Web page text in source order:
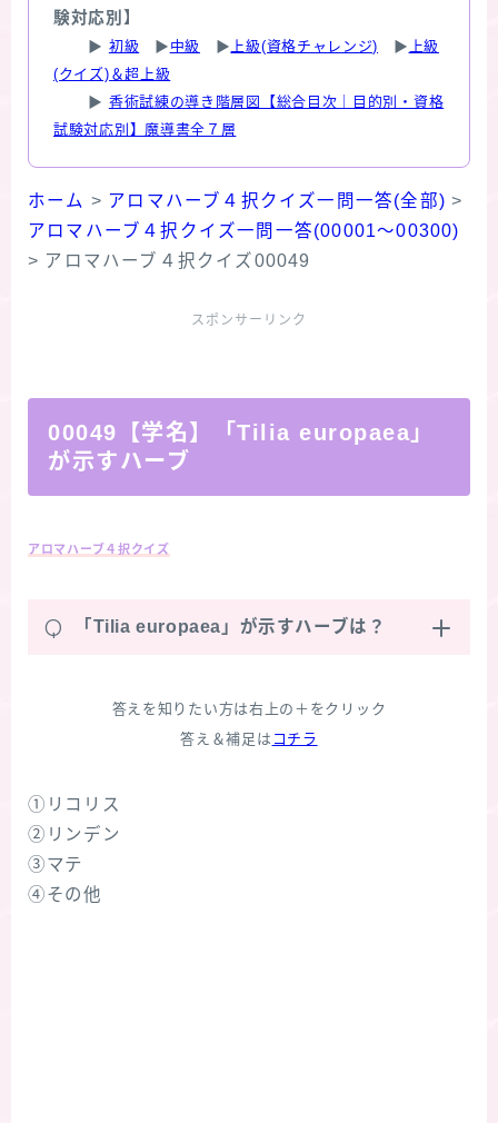
験対応別】
▶ 初級 ▶ 中級 ▶ 上級(資格チャレンジ) ▶ 上級
(クイズ)＆超上級
▶ 香術試練の導き階層図【総合目次｜目的別・資格
試験対応別】魔導書全７層
ホーム > アロマハーブ４択クイズ一問一答(全部) >
アロマハーブ４択クイズ一問一答(00001～00300)
> アロマハーブ４択クイズ00049
スポンサーリンク
00049【学名】「Tilia europaea」
が示すハーブ
アロマハーブ４択クイズ
Q 「Tilia europaea」が示すハーブは？
答えを知りたい方は右上の＋をクリック
答え＆補足は コチラ
①リコリス
②リンデン
③マテ
④その他